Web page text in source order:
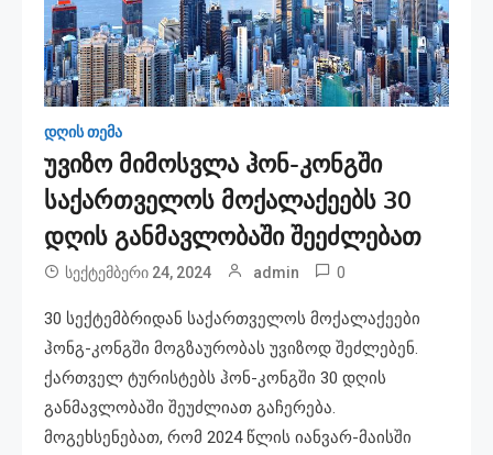
დღის თემა
უვიზო მიმოსვლა ჰონ-კონგში
საქართველოს მოქალაქეებს 30
დღის განმავლობაში შეეძლებათ
სექტემბერი 24, 2024 admin 0
30 სექტემბრიდან საქართველოს მოქალაქეები
ჰონგ-კონგში მოგზაურობას უვიზოდ შეძლებენ.
ქართველ ტურისტებს ჰონ-კონგში 30 დღის
განმავლობაში შეუძლიათ გაჩერება.
მოგეხსენებათ, რომ 2024 წლის იანვარ-მაისში